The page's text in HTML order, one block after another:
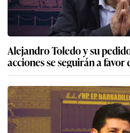
Alejandro Toledo y su
acciones se